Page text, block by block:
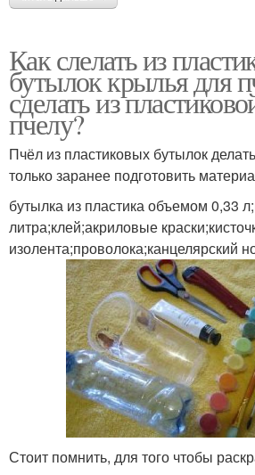
Как слелать из
бутылок крылья для
сделать из
пчелу?
Пчёл из пластиковых бутылок
только заранее подготовить
бутылка из пластика объемом 0,33
литра;клей;акриловые
изолента;проволока;канцелярский
Стоит помнить, для того чтобы